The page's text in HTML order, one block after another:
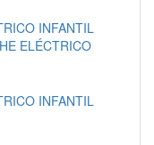
INFANTIL
ELÉCTRICO
INFANTIL